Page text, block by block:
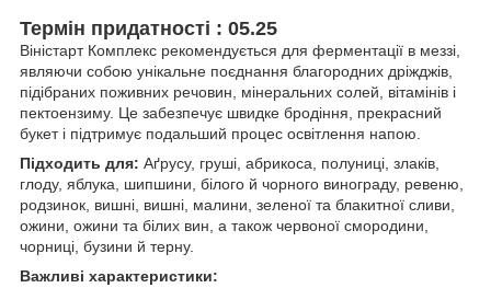
Термін придатності : 05.25
Віністарт Комплекс рекомендується для ферментації в меззі,
являючи собою унікальне поєднання благородних дріжджів,
підібраних поживних речовин, мінеральних солей, вітамінів і
пектоензиму. Це забезпечує швидке бродіння, прекрасний
букет і підтримує подальший процес освітлення напою.
Підходить для: Аґрусу, груші, абрикоса, полуниці, злаків,
глоду, яблука, шипшини, білого й чорного винограду, ревеню,
родзинок, вишні, вишні, малини, зеленої та блакитної сливи,
ожини, ожини та білих вин, а також червоної смородини,
чорниці, бузини й терну.
Важливі характеристики: